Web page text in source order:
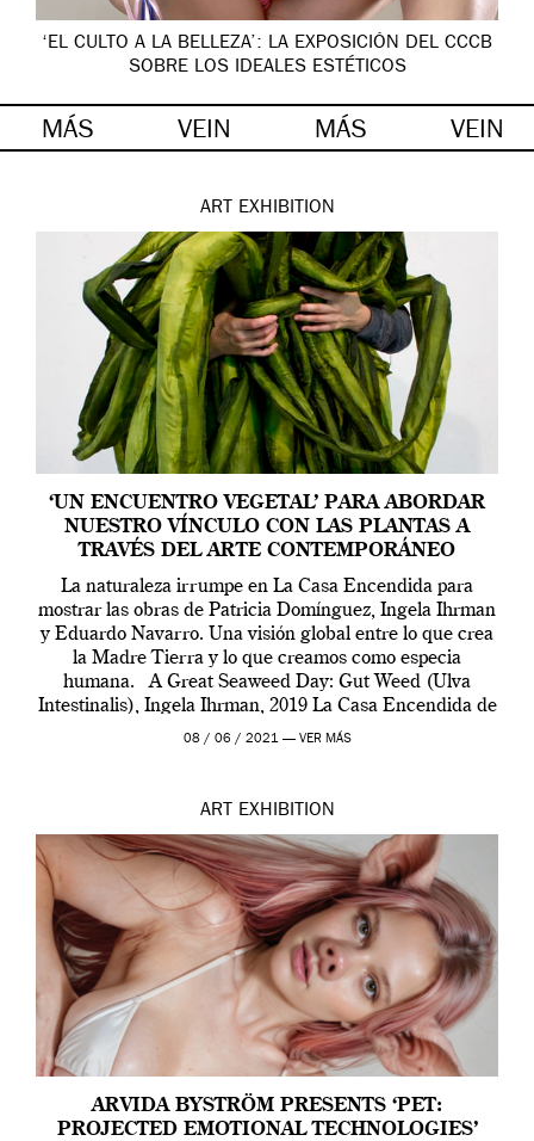
‘EL CULTO A LA BELLEZA’: LA EXPOSICIÓN DEL CCCB
SOBRE LOS IDEALES ESTÉTICOS
MÁS VEIN MÁS VEIN
ART EXHIBITION
‘UN ENCUENTRO VEGETAL’ PARA ABORDAR
NUESTRO VÍNCULO CON LAS PLANTAS A
TRAVÉS DEL ARTE CONTEMPORÁNEO
La naturaleza irrumpe en La Casa Encendida para
mostrar las obras de Patricia Domínguez, Ingela Ihrman
y Eduardo Navarro. Una visión global entre lo que crea
la Madre Tierra y lo que creamos como especia
humana. A Great Seaweed Day: Gut Weed (Ulva
Intestinalis), Ingela Ihrman, 2019 La Casa Encendida de
Madrid y la Wellcome […]
08 / 06 / 2021 — VER MÁS
ART EXHIBITION
ARVIDA BYSTRÖM PRESENTS ‘PET:
PROJECTED EMOTIONAL TECHNOLOGIES’